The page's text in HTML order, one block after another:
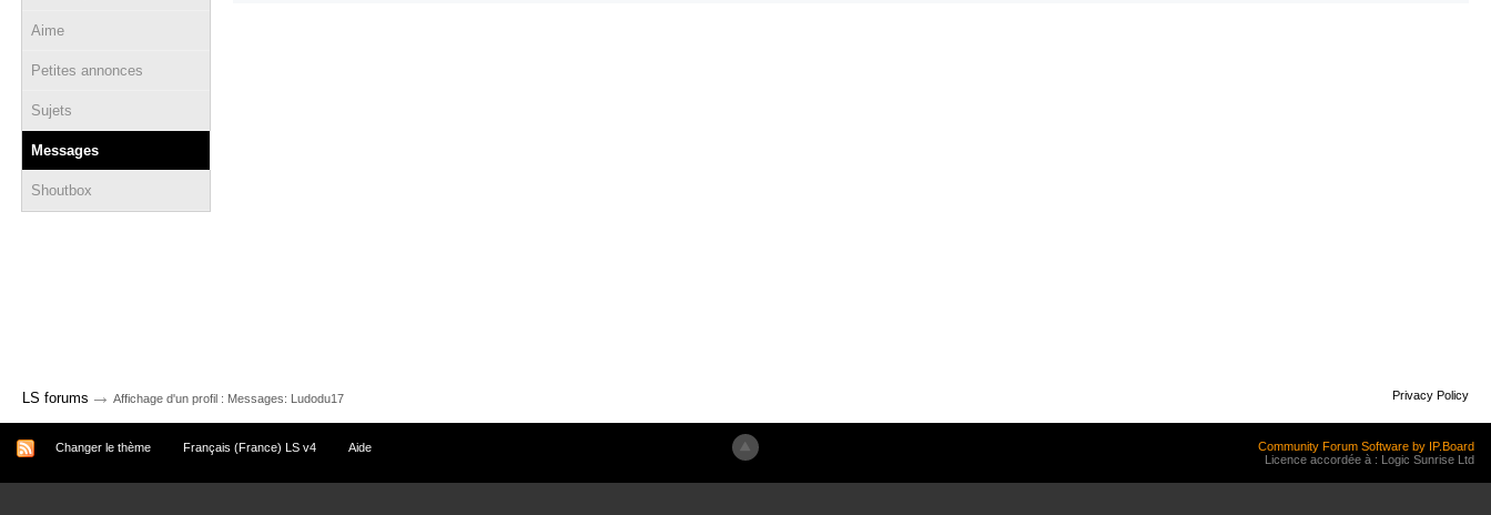
Aime
Petites annonces
Sujets
Messages
Shoutbox
LS forums → Affichage d'un profil : Messages: Ludodu17 Privacy Policy
Changer le thème Français (France) LS v4 Aide
Community Forum Software by IP.Board
Licence accordée à : Logic Sunrise Ltd